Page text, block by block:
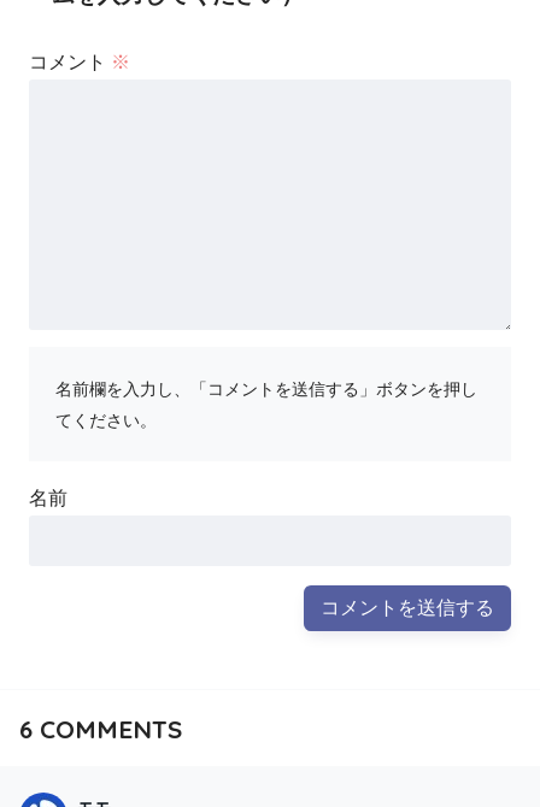
コメント ※
名前欄を入力し、「コメントを送信する」ボタンを押し
てください。
名前
6COMMENTS